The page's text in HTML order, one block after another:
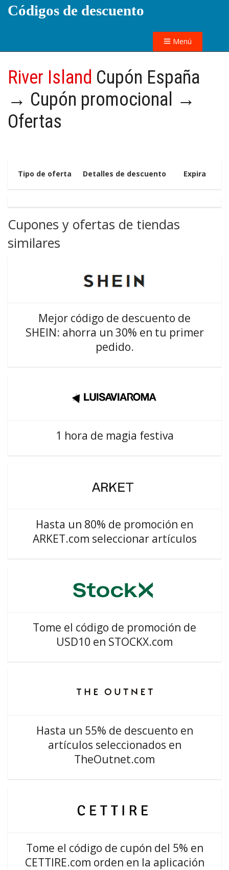
Códigos de descuento
Menú
River Island Cupón España
→ Cupón promocional →
Ofertas
Tipo de oferta Detalles de descuento Expira
Cupones y ofertas de tiendas
similares
Mejor código de descuento de
SHEIN: ahorra un 30% en tu primer
pedido.
1 hora de magia festiva
Hasta un 80% de promoción en
ARKET.com seleccionar artículos
Tome el código de promoción de
USD10 en STOCKX.com
Hasta un 55% de descuento en
artículos seleccionados en
TheOutnet.com
Tome el código de cupón del 5% en
CETTIRE.com orden en la aplicación